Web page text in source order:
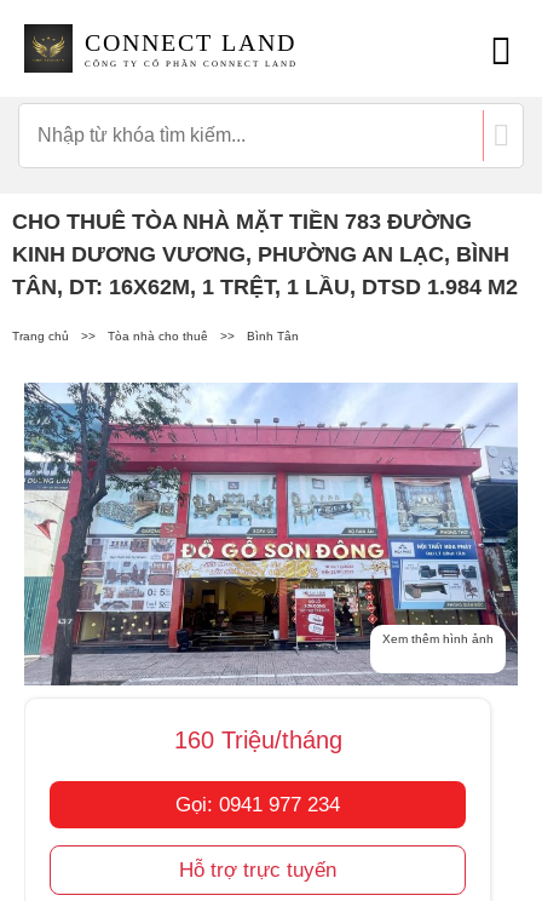
CONNECT LAND
CÔNG TY CỔ PHẦN CONNECT LAND
CHO THUÊ TÒA NHÀ MẶT TIỀN 783 ĐƯỜNG
KINH DƯƠNG VƯƠNG, PHƯỜNG AN LẠC, BÌNH
TÂN, DT: 16X62M, 1 TRỆT, 1 LẦU, DTSD 1.984 M2
Trang chủ >> Tòa nhà cho thuê >> Bình Tân
Xem thêm hình ảnh
160 Triệu/tháng
Gọi: 0941 977 234
Hỗ trợ trực tuyến